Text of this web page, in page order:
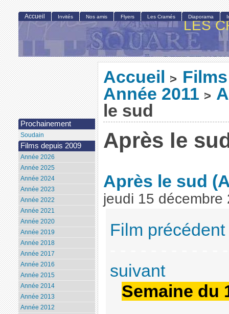
LES
Accueil >
Année 2011 >
le sud
Après le
Après le sud
jeudi 15 décembre
Film précédent
suivant
Semaine du
Accueil Invités Nos amis Flyers Les Cramés Diaporama
Prochainement
Soudain
Films depuis 2009
Année 2026
Année 2025
Année 2024
Année 2023
Année 2022
Année 2021
Année 2020
Année 2019
Année 2018
Année 2017
Année 2016
Année 2015
Année 2014
Année 2013
Année 2012